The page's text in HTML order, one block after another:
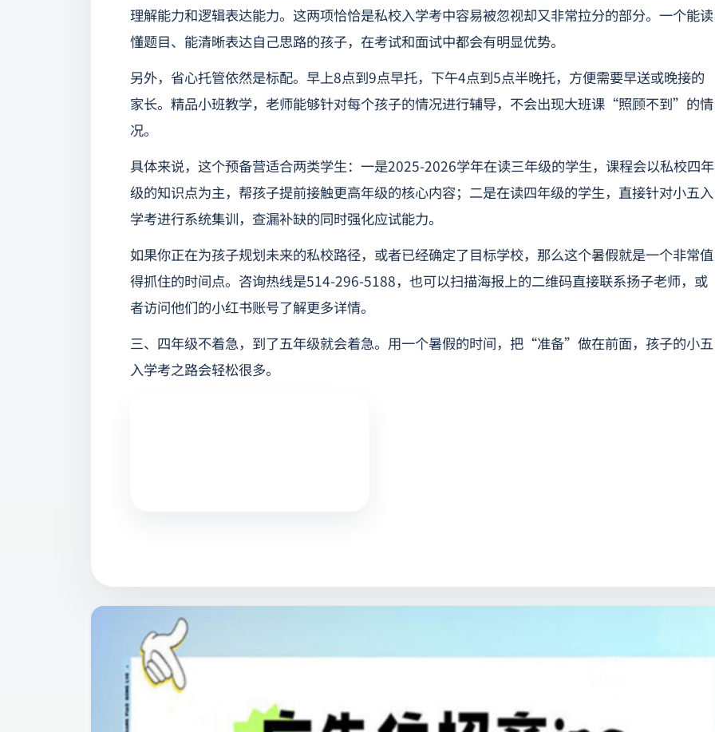
理解能力和逻辑表达能力。这两项恰恰是私校入学考中容易被忽视却又非常拉分的部分。一个能读
懂题目、能清晰表达自己思路的孩子，在考试和面试中都会有明显优势。
另外，省心托管依然是标配。早上8点到9点早托，下午4点到5点半晚托，方便需要早送或晚接的
家长。精品小班教学，老师能够针对每个孩子的情况进行辅导，不会出现大班课“照顾不到”的情
况。
具体来说，这个预备营适合两类学生：一是2025-2026学年在读三年级的学生，课程会以私校四年
级的知识点为主，帮孩子提前接触更高年级的核心内容；二是在读四年级的学生，直接针对小五入
学考进行系统集训，查漏补缺的同时强化应试能力。
如果你正在为孩子规划未来的私校路径，或者已经确定了目标学校，那么这个暑假就是一个非常值
得抓住的时间点。咨询热线是514-296-5188，也可以扫描海报上的二维码直接联系扬子老师，或
者访问他们的小红书账号了解更多详情。
三、四年级不着急，到了五年级就会着急。用一个暑假的时间，把“准备”做在前面，孩子的小五
入学考之路会轻松很多。